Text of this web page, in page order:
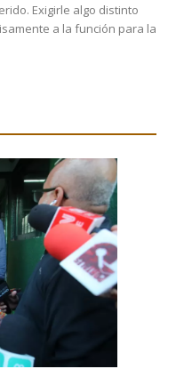
Exigirle algo distinto
a la función para la